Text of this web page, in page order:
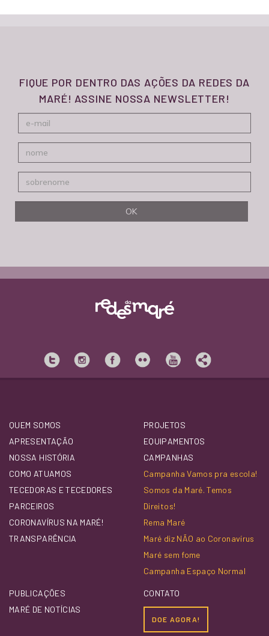
FIQUE POR DENTRO DAS AÇÕES DA REDES DA
MARÉ! ASSINE NOSSA NEWSLETTER!
QUEM SOMOS
APRESENTAÇÃO
NOSSA HISTÓRIA
COMO ATUAMOS
TECEDORAS E TECEDORES
PARCEIROS
CORONAVÍRUS NA MARÉ!
TRANSPARÊNCIA
PROJETOS
EQUIPAMENTOS
CAMPANHAS
Campanha Vamos pra escola!
Somos da Maré. Temos
Direitos!
Rema Maré
Maré diz NÃO ao Coronavírus
Maré sem fome
Campanha Espaço Normal
PUBLICAÇÕES
MARÉ DE NOTÍCIAS
CONTATO
DOE AGORA!